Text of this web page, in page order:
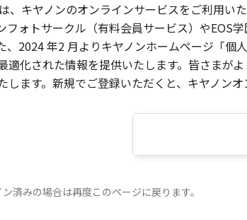
は、キヤノンのオンラインサービスをご利用
フォトサークル（有料会員サービス）やEOS
、2024 年2 月よりキヤノンホームページ「
適化された情報を提供いたします。皆さまが
します。新規でご登録いただくと、キヤノン
済みの場合は再度このページに戻ります。